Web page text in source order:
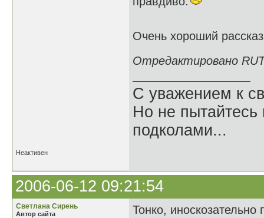
Очень хороший
Отредактировано
С уважением к
Но не пытайтесь
подколами...
Неактивен
2006-06-12 09:21:54
Светлана Сирень
Автор сайта
Тонко,